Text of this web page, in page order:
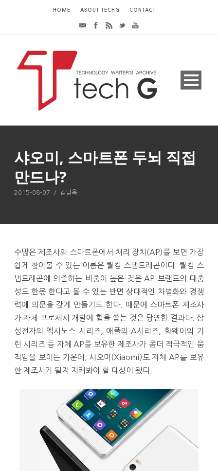
HOME ABOUT TECHG CONTACT
샤오미, 스마트폰 두뇌 직접
만드나?
2015-08-07 / 김남욱
수많은 제조사의 스마트폰에서 처리 장치(AP)를 보면 가장
쉽게 찾아볼 수 있는 이름은 퀄컴 스냅드래곤이다. 퀄컴 스
냅드래곤에 의존하는 비중이 높은 것은 AP 브랜드의 대중
성도 한몫 한다고 볼 수 있는 반면 상대적인 차별화와 경쟁
력에 의문을 갖게 만들기도 한다. 때문에 스마트폰 제조사
가 자체 프로세서 개발에 힘을 쏟는 것은 당연한 결과다. 삼
성전자의 엑시노스 시리즈, 애플의 A시리즈, 화웨이의 기
린 시리즈 등 자체 AP를 보유한 제조사가 좀더 적극적인 움
직임을 보이는 가운데, 샤오미(Xiaomi)도 자체 AP를 보유
한 제조사가 될지 지켜봐야 할 대상이 됐다.